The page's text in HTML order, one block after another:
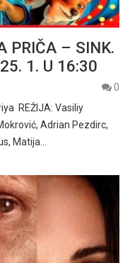
PRIČA – SINK.
1. U 16:30
0
REŽIJA: Vasiliy
Adrian Pezdirc,
Matija…